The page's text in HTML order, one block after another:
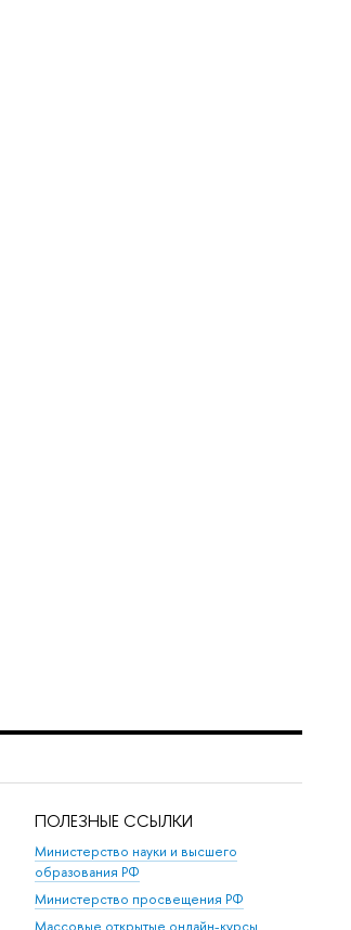
ПОЛЕЗНЫЕ ССЫЛКИ
Министерство науки и высшего
образования РФ
Министерство просвещения РФ